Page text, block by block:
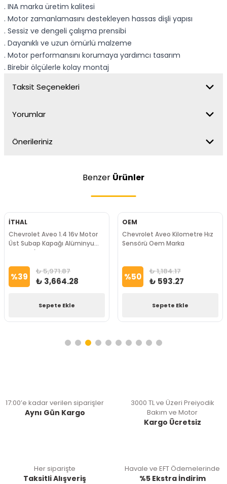
. INA marka üretim kalitesi
. Motor zamanlamasını destekleyen hassas dişli yapısı
. Sessiz ve dengeli çalışma prensibi
. Dayanıklı ve uzun ömürlü malzeme
. Motor performansını korumaya yardımcı tasarım
. Birebir ölçülerle kolay montaj
Taksit Seçenekleri
Yorumlar
Önerileriniz
Benzer Ürünler
İTHAL
Chevrolet Aveo 1.4 16v Motor
Üst Subap Kapağı Alüminyum
Alaşımlı İTHAL Marka
%39 ₺ 5,971.87
₺ 3,664.28
Sepete Ekle
OEM
Chevrolet Aveo Kilometre Hız
Sensörü Oem Marka
%50 ₺ 1,184.17
₺ 593.27
Sepete Ekle
17:00’e kadar verilen siparişler
Aynı Gün Kargo
3000 TL ve Üzeri Preiyodik
Bakım ve Motor
Kargo Ücretsiz
Her siparişte
Taksitli Alışveriş
Havale ve EFT Ödemelerinde
%5 Ekstra İndirim